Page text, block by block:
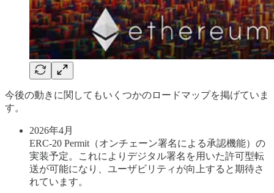
今後の動きに関してもいくつかのロードマップを掲げていま
す。
2026年4月
ERC-20 Permit（オンチェーン署名による承認機能）の
実装予定。これによりデジタル署名を用いた許可型転
送が可能になり、ユーザビリティが向上すると期待さ
れています。